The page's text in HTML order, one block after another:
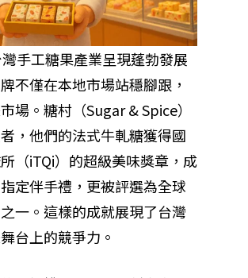
手工糖果產業呈現蓬勃發展
不僅在本地市場站穩腳跟，
場。糖村（Sugar & Spice）
，他們的法式牛軋糖獲得國
（iTQi）的超級美味獎章，成
定伴手禮，更被評選為全球
一。這樣的成就展現了台灣
台上的競爭力。